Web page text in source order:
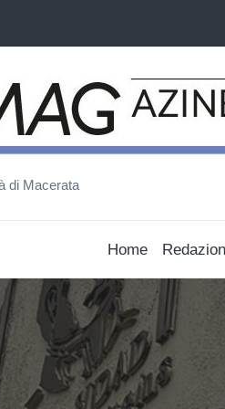
di Macerata
Home